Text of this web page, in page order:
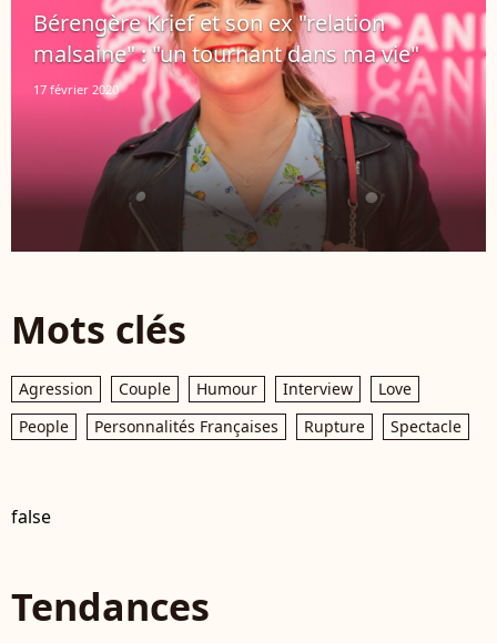
Bérengère Krief et son ex "relation
malsaine" : "un tournant dans ma vie"
17 février 2020
Mots clés
Agression Couple Humour Interview
Love
People
Personnalités Françaises Rupture Spectacle
false
Tendances